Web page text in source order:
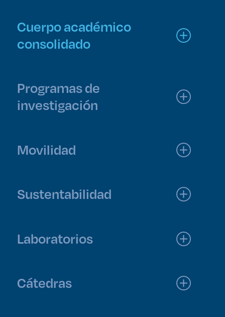
Cuerpo académico
consolidado
Programas de
investigación
Movilidad
Sustentabilidad
Laboratorios
Cátedras